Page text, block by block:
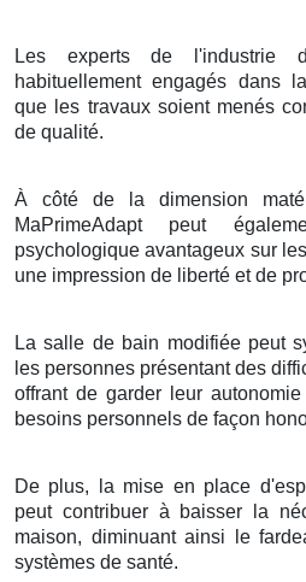
Les experts de l'industrie
habituellement engagés dans
que les travaux soient menés
de qualité.
À côté de la dimension
MaPrimeAdapt peut
psychologique avantageux sur
une impression de liberté et de
La salle de bain modifiée peut
les personnes présentant des
offrant de garder leur
besoins personnels de façon
De plus, la mise en place
peut contribuer à baisser la
maison, diminuant ainsi le
systèmes de santé.